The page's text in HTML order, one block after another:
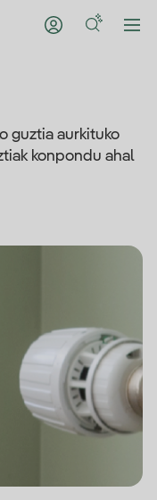
guztia aurkituko
konpondu ahal